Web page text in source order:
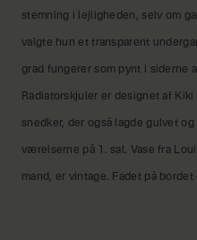
stemning i lejligheden, selv om
valgte hun et transparent
grad fungerer som pynt i siderne
Radiatorskjuler er designet af
snedker, der også lagde gulvet
værelserne på 1. sal. Vase fra
mand, er vintage. Fadet på bordet